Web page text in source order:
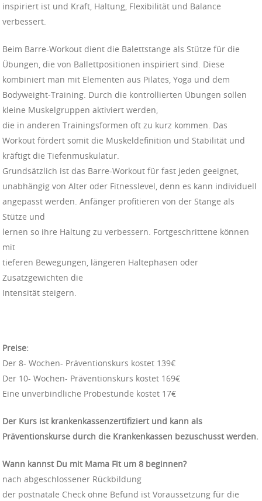
inspiriert ist und Kraft, Haltung, Flexibilität und Balance
verbessert.
Beim Barre-Workout dient die Balettstange als Stütze für die
Übungen, die von Ballettpositionen inspiriert sind. Diese
kombiniert man mit Elementen aus Pilates, Yoga und dem
Bodyweight-Training. Durch die kontrollierten Übungen sollen
kleine Muskelgruppen aktiviert werden,
die in anderen Trainingsformen oft zu kurz kommen. Das
Workout fördert somit die Muskeldefinition und Stabilität und
kräftigt die Tiefenmuskulatur.
Grundsätzlich ist das Barre-Workout für fast jeden geeignet,
unabhängig von Alter oder Fitnesslevel, denn es kann individuell
angepasst werden. Anfänger profitieren von der Stange als
Stütze und
lernen so ihre Haltung zu verbessern. Fortgeschrittene können
mit
tieferen Bewegungen, längeren Haltephasen oder
Zusatzgewichten die
Intensität steigern.
Preise:
Der 8- Wochen- Präventionskurs kostet 139€
Der 10- Wochen- Präventionskurs kostet 169€
Eine unverbindliche Probestunde kostet 17€
Der Kurs ist krankenkassenzertifiziert und kann als
Präventionskurse durch die Krankenkassen bezuschusst werden.
Wann kannst Du mit Mama Fit um 8 beginnen?
nach abgeschlossener Rückbildung
der postnatale Check ohne Befund ist Voraussetzung für die